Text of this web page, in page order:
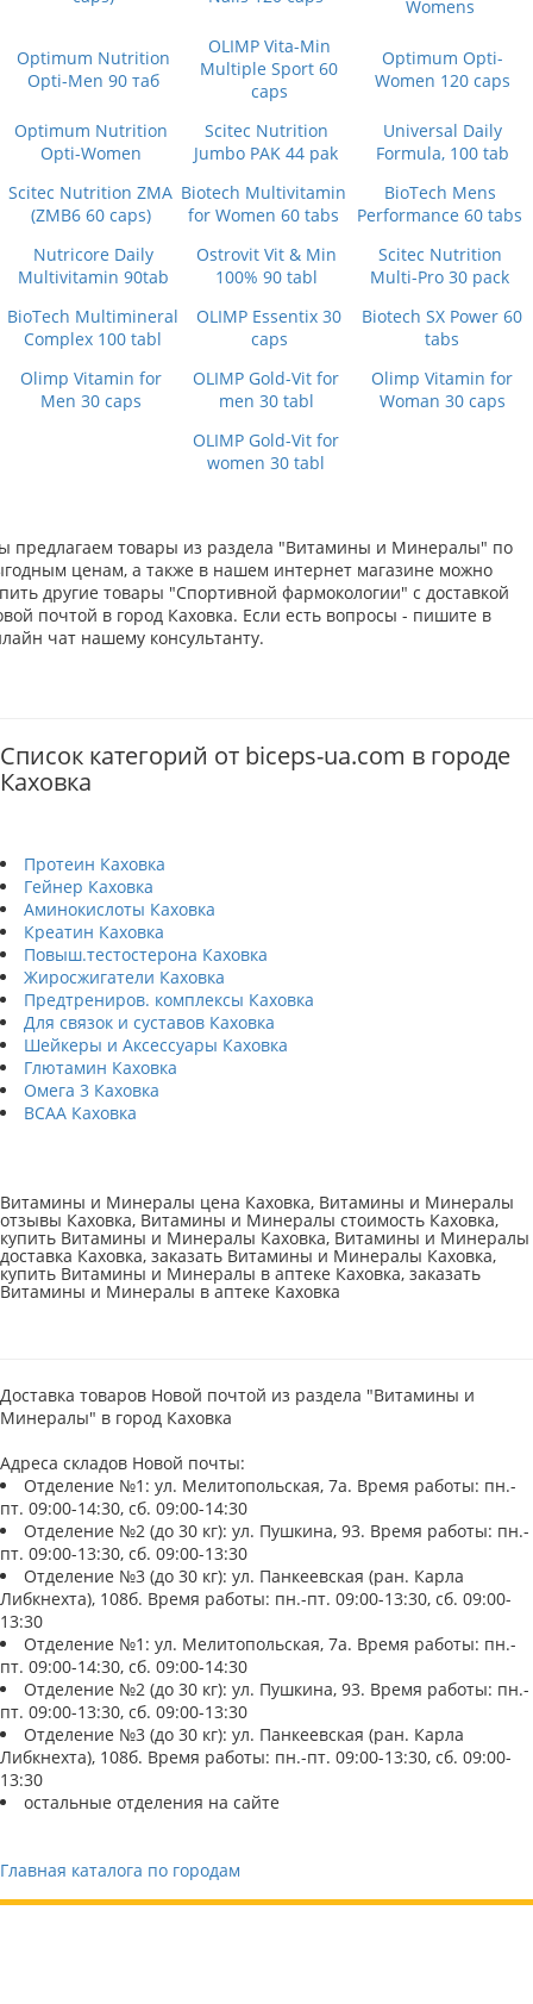
Womens
Optimum Nutrition
Opti-Men 90 таб
OLIMP Vita-Min
Multiple Sport 60
caps
Optimum Opti-
Women 120 caps
Optimum Nutrition
Opti-Women
Scitec Nutrition
Jumbo PAK 44 pak
Universal Daily
Formula, 100 tab
Scitec Nutrition ZMA
(ZMB6 60 caps)
Biotech Multivitamin
for Women 60 tabs
BioTech Mens
Performance 60 tabs
Nutricore Daily
Multivitamin 90tab
Ostrovit Vit & Min
100% 90 tabl
Scitec Nutrition
Multi-Pro 30 pack
BioTech Multimineral
Complex 100 tabl
OLIMP Essentix 30
caps
Biotech SX Power 60
tabs
Olimp Vitamin for
Men 30 caps
OLIMP Gold-Vit for
men 30 tabl
Olimp Vitamin for
Woman 30 caps
OLIMP Gold-Vit for
women 30 tabl
предлагаем товары из раздела "Витамины и Минералы" по
ценам, а также в нашем интернет магазине можно
другие товары "Спортивной фармокологии" с доставкой
почтой в город Каховка. Если есть вопросы - пишите в
чат нашему консультанту.
Список категорий от biceps-ua.com в городе
Каховка
Протеин Каховка
Гейнер Каховка
Аминокислоты Каховка
Креатин Каховка
Повыш.тестостерона Каховка
Жиросжигатели Каховка
Предтрениров. комплексы Каховка
Для связок и суставов Каховка
Шейкеры и Аксессуары Каховка
Глютамин Каховка
Омега 3 Каховка
BCAA Каховка
Витамины и Минералы цена Каховка, Витамины и Минералы
отзывы Каховка, Витамины и Минералы стоимость Каховка,
купить Витамины и Минералы Каховка, Витамины и Минералы
доставка Каховка, заказать Витамины и Минералы Каховка,
купить Витамины и Минералы в аптеке Каховка, заказать
Витамины и Минералы в аптеке Каховка
Доставка товаров Новой почтой из раздела "Витамины и
Минералы" в город Каховка
Адреса складов Новой почты:
Отделение №1: ул. Мелитопольская, 7а. Время работы: пн.-
пт. 09:00-14:30, сб. 09:00-14:30
Отделение №2 (до 30 кг): ул. Пушкина, 93. Время работы: пн.-
пт. 09:00-13:30, сб. 09:00-13:30
Отделение №3 (до 30 кг): ул. Панкеевская (ран. Карла
Либкнехта), 108б. Время работы: пн.-пт. 09:00-13:30, сб. 09:00-
13:30
Отделение №1: ул. Мелитопольская, 7а. Время работы: пн.-
пт. 09:00-14:30, сб. 09:00-14:30
Отделение №2 (до 30 кг): ул. Пушкина, 93. Время работы: пн.-
пт. 09:00-13:30, сб. 09:00-13:30
Отделение №3 (до 30 кг): ул. Панкеевская (ран. Карла
Либкнехта), 108б. Время работы: пн.-пт. 09:00-13:30, сб. 09:00-
13:30
остальные отделения на сайте
Главная каталога по городам